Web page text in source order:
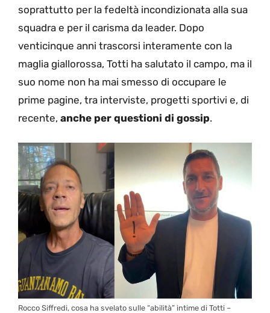
soprattutto per la fedeltà incondizionata alla sua
squadra e per il carisma da leader. Dopo
venticinque anni trascorsi interamente con la
maglia giallorossa, Totti ha salutato il campo, ma il
suo nome non ha mai smesso di occupare le
prime pagine, tra interviste, progetti sportivi e, di
recente, anche per questioni di gossip.
Rocco Siffredi, cosa ha svelato sulle “abilità” intime di Totti –